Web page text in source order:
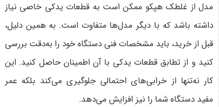
مدل از غلطک هپکو ممکن است به قطعات یدکی خاصی نیاز
داشته باشد که با دیگر مدل‌ها متفاوت است. به همین دلیل،
قبل از خرید، باید مشخصات فنی دستگاه خود را به‌دقت بررسی
کنید و از تطابق قطعات یدکی با آن اطمینان حاصل کنید. این
کار نه‌تنها از خرابی‌های احتمالی جلوگیری می‌کند بلکه عمر
مفید دستگاه شما را نیز افزایش می‌دهد.